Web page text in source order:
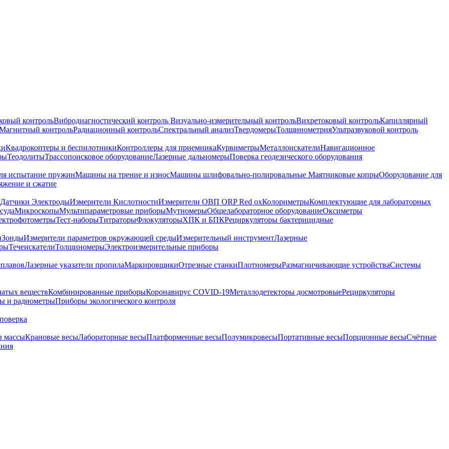
контрольВибродиагностический контроль Визуально-измерительный контрольВихретоковый контрольКапиллярный
контрольРадиационный контрольСпектральный анализТвердомерыТолщинометрияУльтразвуковой контроль
Квадрокоптеры и беспилотникиКонтроллеры для приемникаКурвиметрыМеталлоискателиНавигационное
ТеодолитыТрассопоисковое оборудованиеЛазерные дальномерыПоверка геодезического оборудования
испытание пружинМашины на трение и износМашины шлифовально-полировальные Маятниковые копрыОборудование для
и сжатие
Датчики ЭлектродыИзмерители КислотностиИзмерители ОВП ORP Red oxКолориметрыКомплектующие для лабораторных
МикроскопыМультипараметровые приборыМутномерыОбщелабораторное оборудованиеОксиметры
Тест-наборыТитраторыФлокуляторыХПК и БПКРециркуляторы бактерицидные
ЗондыИзмерители параметров окружающей средыИзмерительный инструментЛазерные
ТечеискателиТолщиномерыЭлектроизмерительные приборы
Лазерные указатели пропилаМаркировщикиОтрезные станкиПлотномерыРазмагничивающие устройстваСистемы
веществКомбинированные приборыКоронавирус COVID-19Металлодетекторы досмотровыеРециркуляторы
и радиометрыПриборы экологического контроля
массыКрановые весыЛабораторные весыПлатформенные весыПолумикровесыПортативные весыПорционные весыСчётные